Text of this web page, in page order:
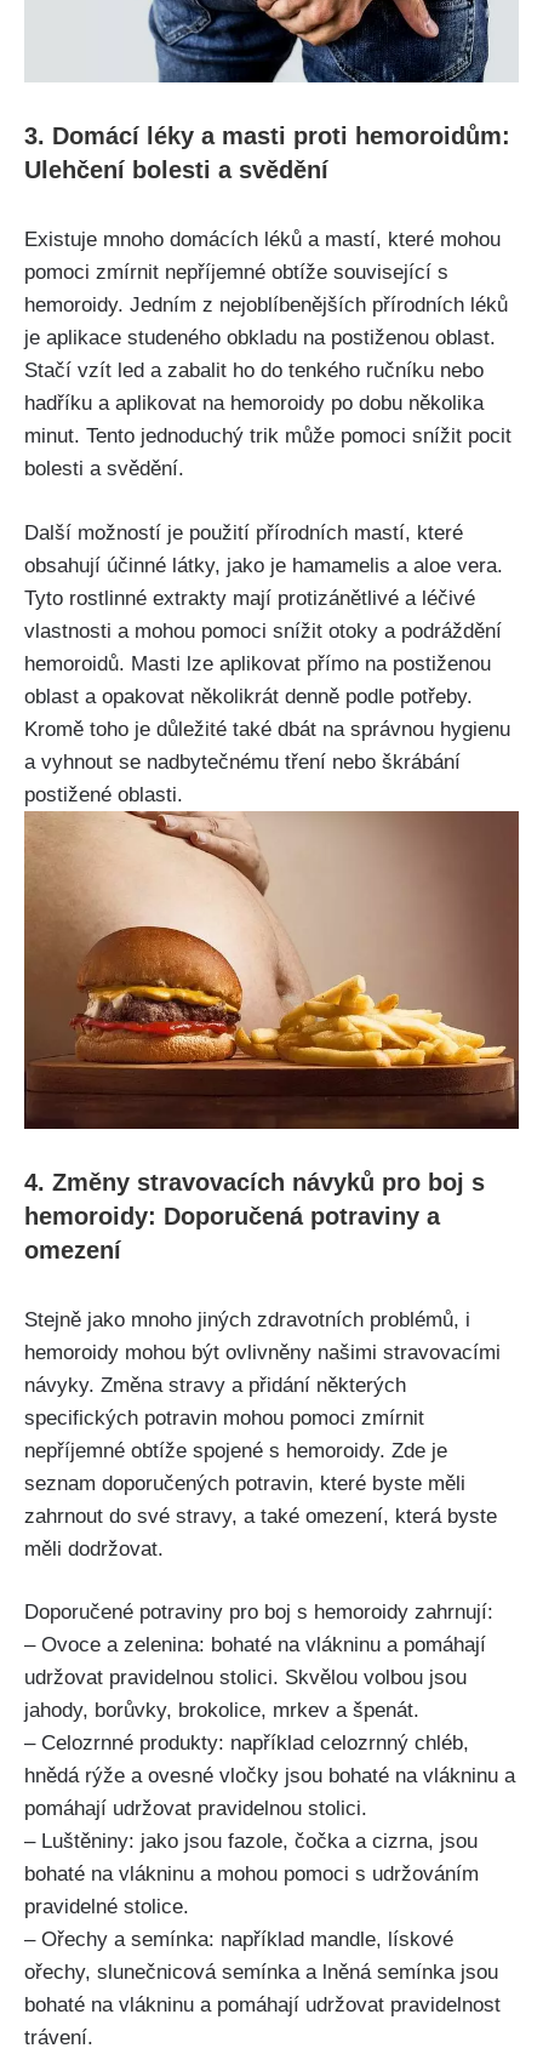
3.​ Domácí léky a⁤ masti ‍proti⁤ hemoroidům:
Ulehčení bolesti a svědění
Existuje mnoho domácích léků a mastí,⁤ které mohou
pomoci zmírnit nepříjemné⁤ obtíže související s
hemoroidy. Jedním‍ z ​nejoblíbenějších přírodních léků
je aplikace studeného obkladu ⁢na postiženou oblast.
Stačí vzít led a zabalit ho do tenkého ručníku nebo
hadříku a ‌aplikovat ​na hemoroidy ⁣po dobu několika
minut. Tento jednoduchý trik ⁣může pomoci snížit pocit⁣
bolesti‍ a svědění.
Další možností je použití přírodních⁣ mastí, které
‌obsahují účinné látky, jako je hamamelis a aloe vera.
Tyto rostlinné extrakty mají protizánětlivé ⁤a léčivé
⁣vlastnosti ⁤a mohou pomoci snížit otoky a‌ podráždění
hemoroidů. Masti lze aplikovat přímo ⁢na postiženou
‌oblast a opakovat několikrát denně podle potřeby.
Kromě toho je důležité také dbát na‍ správnou hygienu
a vyhnout se nadbytečnému tření nebo škrábání‍
postižené oblasti.
4. Změny stravovacích návyků⁤ pro boj s
hemoroidy: ​Doporučená potraviny a
omezení
Stejně jako mnoho jiných zdravotních problémů, ‌i
hemoroidy mohou⁤ být ovlivněny našimi stravovacími⁢
návyky. ‍Změna stravy a přidání některých
specifických potravin mohou pomoci zmírnit
nepříjemné obtíže⁢ spojené s‌ hemoroidy. ‍Zde je
seznam ⁢doporučených potravin, které byste ⁢měli
zahrnout do ‌své stravy,​ a také omezení, která byste
měli dodržovat.
Doporučené ⁢potraviny pro⁢ boj s hemoroidy zahrnují:
– Ovoce‌ a zelenina: bohaté na vlákninu a pomáhají
udržovat pravidelnou‌ stolici. Skvělou volbou jsou
jahody, borůvky, brokolice, mrkev a špenát.
– Celozrnné produkty: například celozrnný chléb,
hnědá rýže a ovesné vločky jsou bohaté na​ vlákninu a
‍pomáhají‌ udržovat pravidelnou stolici.
– Luštěniny: jako jsou ⁢fazole, ‌čočka⁤ a cizrna, jsou
bohaté na vlákninu a mohou pomoci s udržováním
pravidelné stolice.
– Ořechy a semínka: například mandle,⁢ lískové
ořechy, ⁤slunečnicová semínka a lněná semínka jsou
bohaté na⁣ vlákninu⁢ a pomáhají‌ udržovat ​pravidelnost
trávení.